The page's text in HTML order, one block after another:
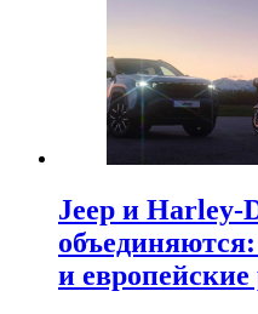
Jeep и Harley-
и